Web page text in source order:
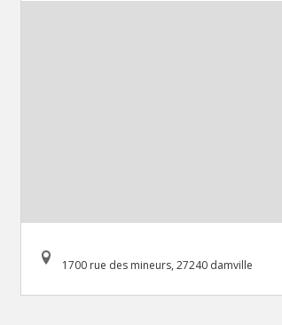
1700 rue des mineurs, 27240 damville